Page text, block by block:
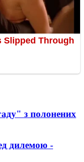
з полонених
дилемою -